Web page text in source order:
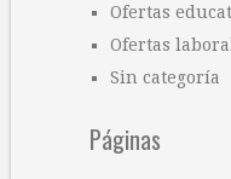
Ofertas
Ofertas
Sin categoría
Páginas